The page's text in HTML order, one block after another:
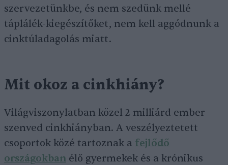
szervezetünkbe, és nem szedünk mellé
táplálék-kiegészítőket, nem kell aggódnunk a
cinktúladagolás miatt.
Mit okoz a cinkhiány?
Világviszonylatban közel 2 milliárd ember
szenved cinkhiányban. A veszélyeztetett
csoportok közé tartoznak a fejlődő
országokban élő gyermekek és a krónikus